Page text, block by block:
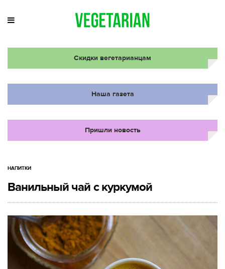
Скидки вегетарианцам
Наша газета
Пришли новость
НАПИТКИ
Ванильный чай с куркумой